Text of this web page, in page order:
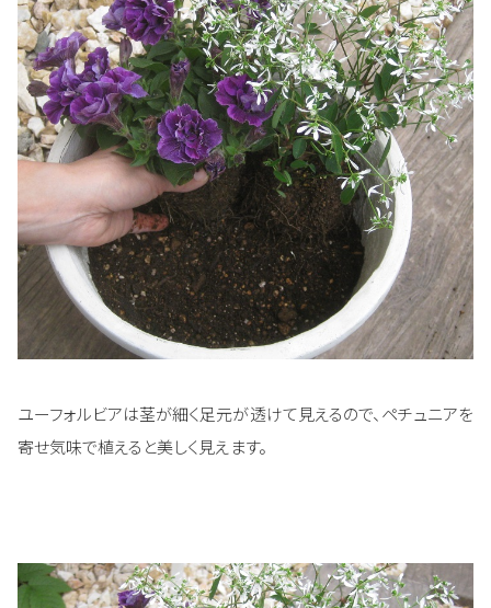
ユーフォルビアは茎が細く足元が透けて見えるので、ペチュニアを
寄せ気味で植えると美しく見えます。